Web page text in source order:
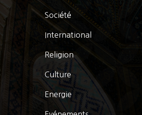
Société
International
Religion
Culture
Energie